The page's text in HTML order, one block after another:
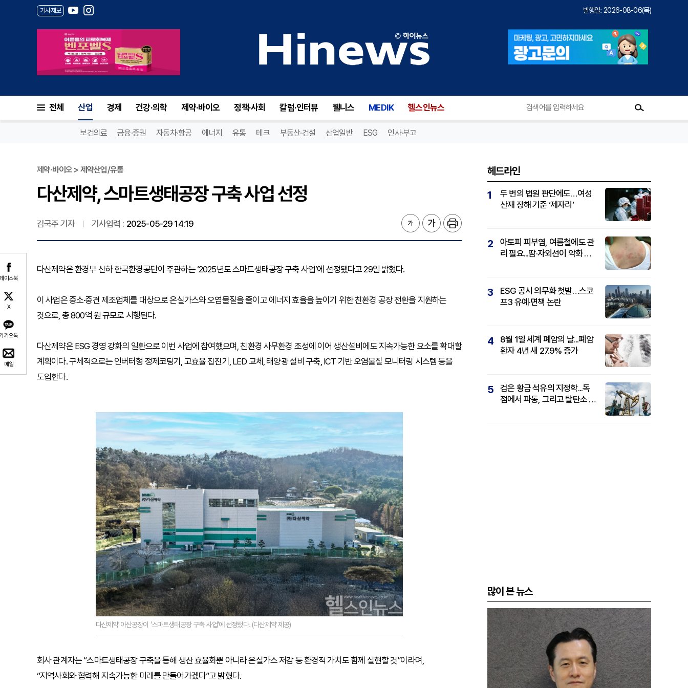
기사제보 발행일: 2026-08-06(목)
전체 산업 경제 건강·의학 제약·바이오 정책·사회 칼럼·인터뷰 웰니스 MEDIK 헬스인뉴스
보건의료 금융·증권 자동차·항공 에너지 유통 테크 부동산·건설 산업일반 ESG 인사·부고
이스북
X
카오톡
메일
제약·바이오 > 제약산업/유통
다산제약, 스마트생태공장 구축 사업 선정
김국주 기자 기사입력 : 2025-05-29 14:19
다산제약은 환경부 산하 한국환경공단이 주관하는 ‘2025년도 스마트생태공장 구축 사업’에 선정됐다고 29일 밝혔다.
이 사업은 중소·중견 제조업체를 대상으로 온실가스와 오염물질을 줄이고 에너지 효율을 높이기 위한 친환경 공장 전환을 지원하는
것으로, 총 800억 원 규모로 시행된다.
다산제약은 ESG 경영 강화의 일환으로 이번 사업에 참여했으며, 친환경 사무환경 조성에 이어 생산설비에도 지속가능한 요소를 확대할
계획이다. 구체적으로는 인버터형 정제코팅기, 고효율 집진기, LED 교체, 태양광 설비 구축, ICT 기반 오염물질 모니터링 시스템 등을
도입한다.
다산제약 아산공장이 ‘스마트생태공장 구축 사업’에 선정됐다. (다산제약 제공)
회사 관계자는 “스마트생태공장 구축을 통해 생산 효율화뿐 아니라 온실가스 저감 등 환경적 가치도 함께 실현할 것”이라며,
“지역사회와 협력해 지속가능한 미래를 만들어가겠다”고 밝혔다.
헤드라인
1
두 번의 법원 판단에도…여성
산재 장해 기준 ‘제자리’
2
아토피 피부염, 여름철에도 관
리 필요...땀·자외선이 악화 요
3
ESG 공시 의무화 첫발…스코
프3 유예·면책 논란
4
8월 1일 세계 폐암의 날...폐암
환자 4년 새 27.9% 증가
5
검은 황금 석유의 지정학...독
점에서 파동, 그리고 탈탄소 패
많이 본 뉴스